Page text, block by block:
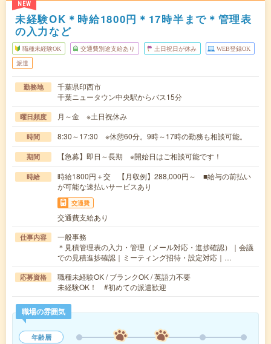
NEW
未経験OK＊時給1800円＊17時半まで＊管理表
の入力など
職種未経験OK 交通費別途支給あり 土日祝日が休み WEB登録OK
派遣
勤務地
千葉県印西市
千葉ニュータウン中央駅からバス15分
曜日頻度 月～金 ※土日祝休み
時間 8:30～17:30 ※休憩60分。9時～17時の勤務も相談可能。
期間 【急募】即日～長期 ※開始日はご相談可能です！
時給
時給1800円＋交 【月収例】288,000円～ ■給与の前払い
が可能な速払いサービスあり
交通費
交通費支給あり
仕事内容
一般事務
＊見積管理表の入力・管理（メール対応・進捗確認）｜会議
での見積進捗確認｜ミーティング招待・設定対応｜…
応募資格
職種未経験OK / ブランクOK / 英語力不要
未経験OK！ #初めての派遣歓迎
職場の雰囲気
年齢層